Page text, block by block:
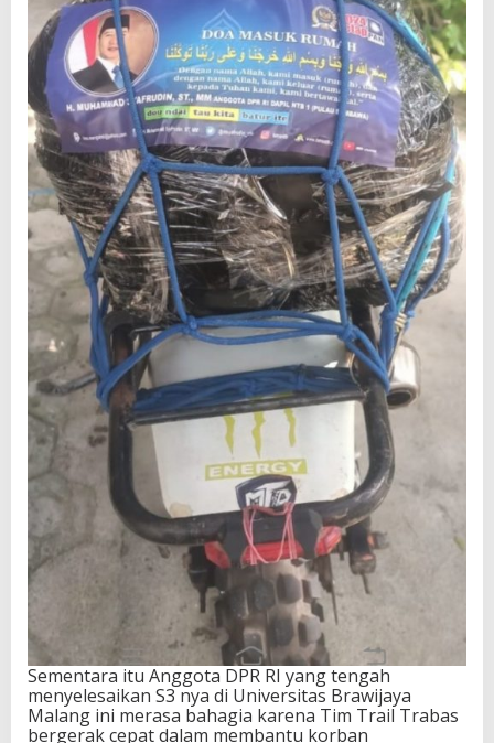
Sementara itu Anggota DPR RI yang tengah
menyelesaikan S3 nya di Universitas Brawijaya
Malang ini merasa bahagia karena Tim Trail Trabas
bergerak cepat dalam membantu korban